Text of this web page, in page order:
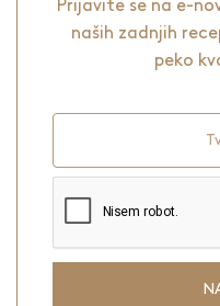
Prijavite se na e-
naših zadnjih
peko